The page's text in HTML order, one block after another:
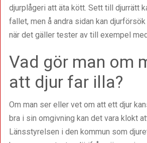
djurplågeri att äta kött. Sett till djurrätt
fallet, men å andra sidan kan
när det gäller tester av till exempel
Vad gör man om
att djur far illa?
Om man ser eller vet om att ett djur
bra i sin omgivning kan det vara klokt
Länsstyrelsen i den kommun som